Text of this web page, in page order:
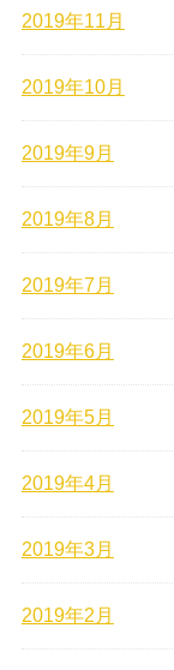
2019年11月
2019年10月
2019年9月
2019年8月
2019年7月
2019年6月
2019年5月
2019年4月
2019年3月
2019年2月